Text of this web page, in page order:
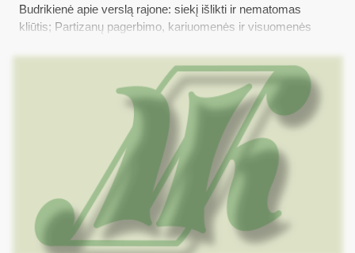
Budrikienė apie verslą rajone: siekį išlikti ir nematomas
kliūtis; Partizanų pagerbimo, kariuomenės ir visuomenės
sutiktuvėms; Šauliams bus taikomi aukštesni reikalavimai